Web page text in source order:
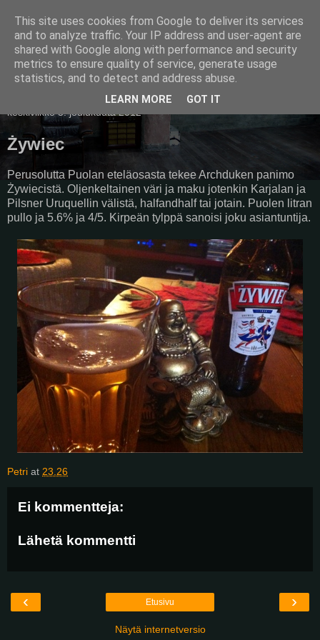
Pullollinen
keskiviikko 5. joulukuuta 2012
Żywiec
Perusolutta Puolan eteläosasta tekee Archduken panimo
Żywiecistä. Oljenkeltainen väri ja maku jotenkin Karjalan ja
Pilsner Uruquellin välistä, halfandhalf tai jotain. Puolen litran
pullo ja 5.6% ja 4/5. Kirpeän tylppä sanoisi joku asiantuntija.
Petri at 23.26
Ei kommentteja:
Lähetä kommentti
‹ ›
Etusivu
Näytä internetversio
This site uses cookies from Google to deliver its services
and to analyze traffic. Your IP address and user-agent are
shared with Google along with performance and security
metrics to ensure quality of service, generate usage
statistics, and to detect and address abuse.
LEARN MORE GOT IT